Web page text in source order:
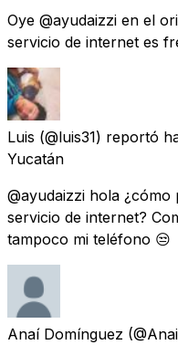
Oye @ayudaizzi en el
servicio de internet es
Luis (@luis31) reportó
Yucatán
@ayudaizzi hola
servicio de internet?
tampoco mi teléfono 😒
Anaí Domínguez